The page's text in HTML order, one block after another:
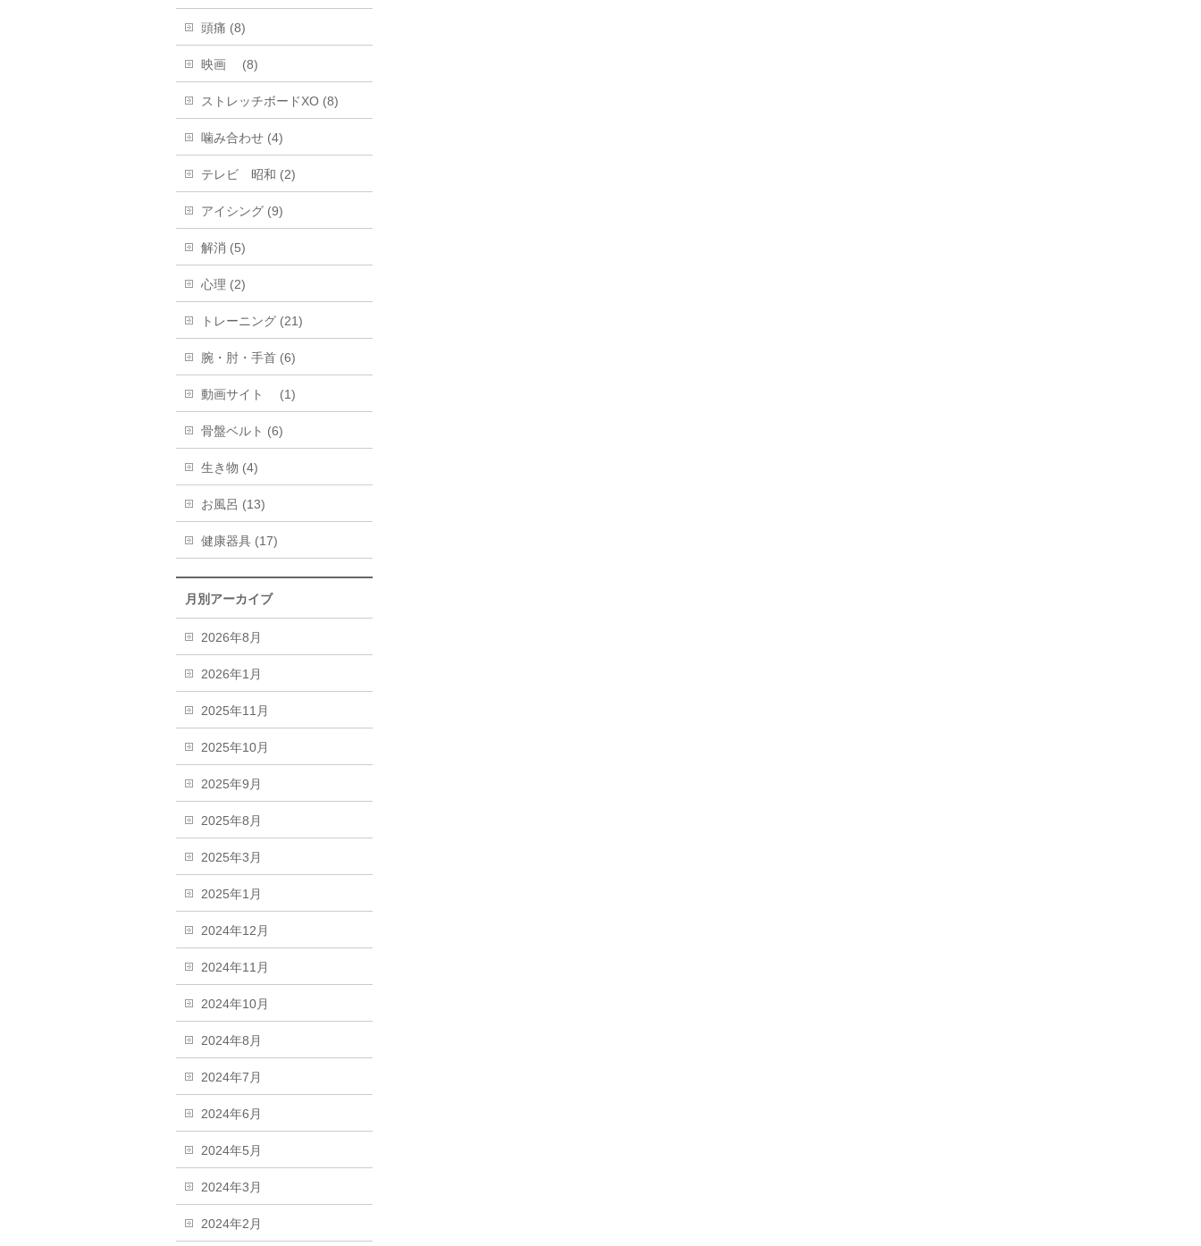
頭痛 (8)
映画 (8)
ストレッチボードXO (8)
噛み合わせ (4)
テレビ 昭和 (2)
アイシング (9)
解消 (5)
心理 (2)
トレーニング (21)
腕・肘・手首 (6)
動画サイト (1)
骨盤ベルト (6)
生き物 (4)
お風呂 (13)
健康器具 (17)
月別アーカイブ
2026年8月
2026年1月
2025年11月
2025年10月
2025年9月
2025年8月
2025年3月
2025年1月
2024年12月
2024年11月
2024年10月
2024年8月
2024年7月
2024年6月
2024年5月
2024年3月
2024年2月